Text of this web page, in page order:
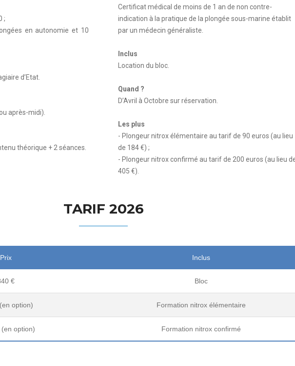
;
en autonomie et 10
d’Etat.
après-midi).
théorique + 2 séances.
Certificat médical de moins de 1 an de non contre-
indication à la pratique de la plongée sous-marine établit
par un médecin généraliste.
Inclus
Location du bloc.
Quand ?
D’Avril à Octobre sur réservation.
Les plus
- Plongeur nitrox élémentaire au tarif de 90 euros (au lieu
de 184 €) ;
- Plongeur nitrox confirmé au tarif de 200 euros (au lieu
405 €).
TARIF 2026
Prix Inclus
€ Bloc
option) Formation nitrox élémentaire
option) Formation nitrox confirmé